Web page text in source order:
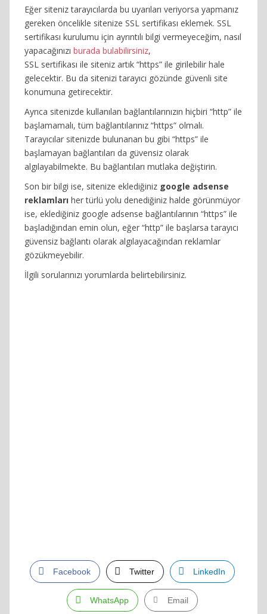
Eğer siteniz tarayıcılarda bu uyarıları veriyorsa yapmanız
gereken öncelikle sitenize SSL sertifikası eklemek. SSL
sertifikası kurulumu için ayrıntılı bilgi vermeyeceğim, nasıl
yapacağınızı burada bulabilirsiniz,
SSL sertifikası ile siteniz artık “https” ile girilebilir hale
gelecektir. Bu da sitenizi tarayıcı gözünde güvenli site
konumuna getirecektir.
Ayrıca sitenizde kullanılan bağlantılarınızın hiçbiri “http” ile
başlamamalı, tüm bağlantılarınız “https” olmalı.
Tarayıcılar sitenizde bulunanan bu gibi “https” ile
başlamayan bağlantıları da güvensiz olarak
algılayabilmekte. Bu bağlantıları mutlaka değiştirin.
Son bir bilgi ise, sitenize eklediğiniz google adsense
reklamları her türlü yolu denediğiniz halde görünmüyor
ise, eklediğiniz google adsense bağlantılarının “https” ile
başladığından emin olun, eğer “http” ile başlarsa tarayıcı
güvensiz bağlantı olarak algılayacağından reklamlar
gözükmeyebilir.
İlgili sorularınızı yorumlarda belirtebilirsiniz.
Facebook Twitter LinkedIn
WhatsApp Email